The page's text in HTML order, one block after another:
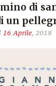
di
un
16 Aprile, 2018